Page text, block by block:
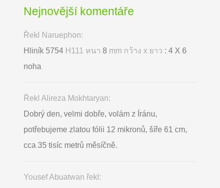
Nejnovější komentáře
Řekl Naruephon:
Hliník 5754 H111 หนา 8 mm กว้าง x ยาว : 4 X 6
noha
Řekl Alireza Mokhtaryan:
Dobrý den, velmi dobře, volám z Íránu,
potřebujeme zlatou fólii 12 mikronů, šíře 61 cm,
cca 35 tisíc metrů měsíčně.
Yousef Abuatwan řekl: